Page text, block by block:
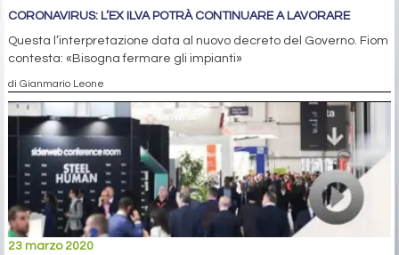
CORONAVIRUS: L’EX ILVA POTRÀ CONTINUARE A LAVORARE
Questa l’interpretazione data al nuovo decreto del Governo. Fiom
contesta: «Bisogna fermare gli impianti»
di Gianmario Leone
23 marzo 2020